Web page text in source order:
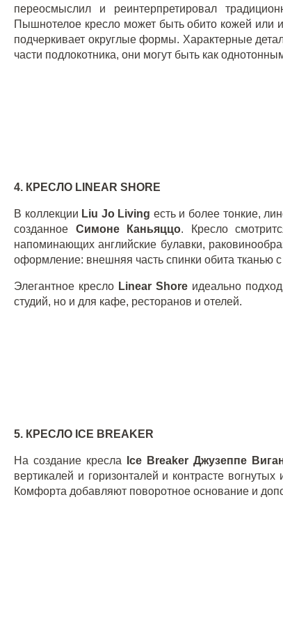
переосмыслил и реинтерпретировал
Пышнотелое кресло может быть обито кожей или
подчеркивает округлые формы. Характерные
части подлокотника, они могут быть как
4. КРЕСЛО LINEAR SHORE
В коллекции Liu Jo Living есть и более тонкие,
созданное Симоне Каньяццо. Кресло
напоминающих английские булавки,
оформление: внешняя часть спинки обита тканью
Элегантное кресло Linear Shoreидеально
студий, но и для кафе, ресторанов и отелей.
5. КРЕСЛО ICE BREAKER
На создание кресла Ice Breaker Джузеппе
вертикалей и горизонталей и контрасте
Комфорта добавляют поворотное основание и